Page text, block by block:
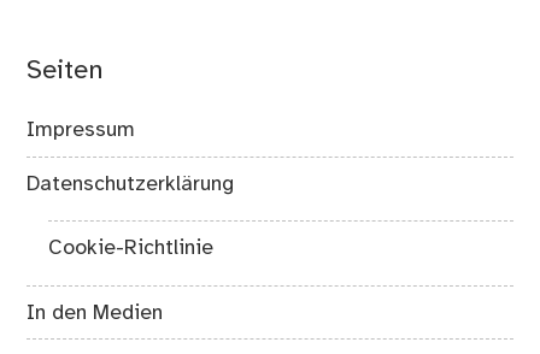
Seiten
Impressum
Datenschutzerklärung
Cookie-Richtlinie
In den Medien